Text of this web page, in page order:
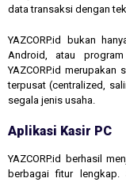
data transaksi dengan
YAZCORP.id bukan
Android, atau
YAZCORP.id
terpusat (centralized,
segala jenis usaha.
Aplikasi Kasir PC
YAZCORP.id berhasil
berbagai fitur lengkap.